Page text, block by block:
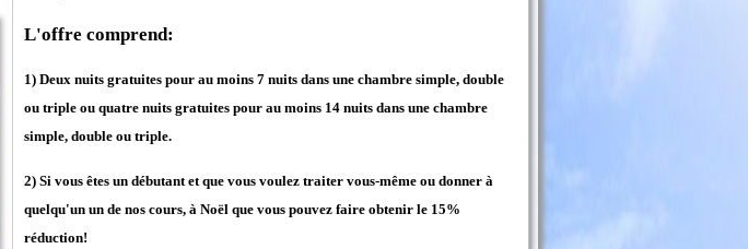
L'offre comprend:
1) Deux nuits gratuites pour au moins 7 nuits dans une chambre simple, double
ou triple ou quatre nuits gratuites pour au moins 14 nuits dans une chambre
simple, double ou triple.
2) Si vous êtes un débutant et que vous voulez traiter vous-même ou donner à
quelqu'un un de nos cours, à Noël que vous pouvez faire obtenir le 15%
réduction!